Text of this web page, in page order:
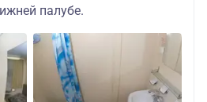
палубе.